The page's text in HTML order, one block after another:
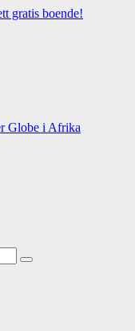
Globe i Afrika